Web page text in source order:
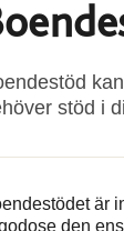
stöd i
är
den